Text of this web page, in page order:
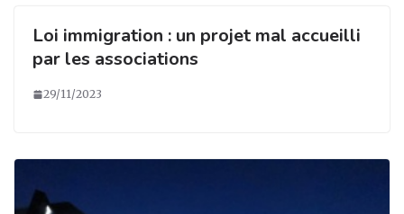
Loi immigration : un projet mal accueilli
par les associations
29/11/2023